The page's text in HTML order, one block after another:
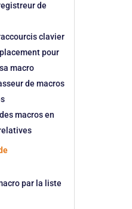
de
clavier
pour
macro
de macros
macros en
par la liste